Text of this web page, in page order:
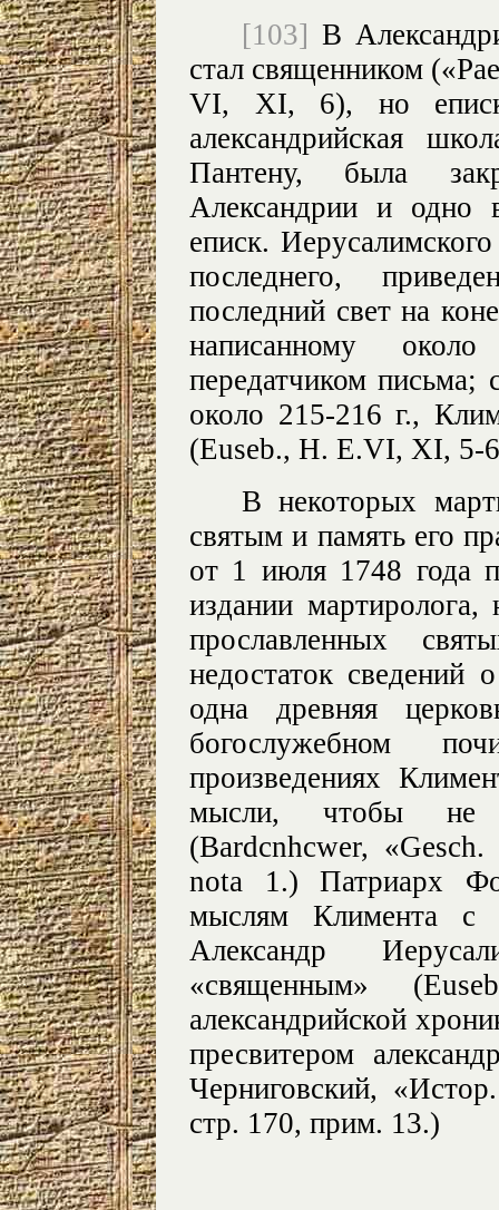
[103] В
стал священником
VI, XI, 6), но
александрийская
Пантену, была
Александрии и одно
еписк.
последнего,
последний свет на
написанному
передатчиком письма;
около 215-216 г.,
(Euseb., H. E.VI, XI,
В некоторых
святым и память его
от 1 июля 1748 года
издании
прославленных
недостаток
одна древняя
богослужебном
произведениях
мысли, чтобы не
(Bardcnhcwer,
nota 1.) Патриарх
мыслям Климента с
Александр
«священным»
александрийской
пресвитером
Черниговский,
стр. 170, прим. 13.)